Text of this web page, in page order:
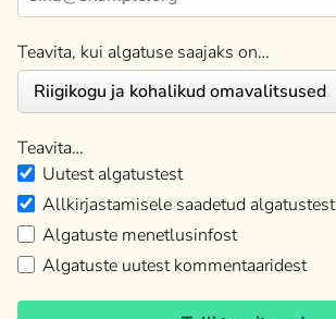
Teavita, kui algatuse saajaks on…
Teavita…
Uutest algatustest
Allkirjastamisele saadetud algatustest
Algatuste menetlusinfost
Algatuste uutest kommentaaridest